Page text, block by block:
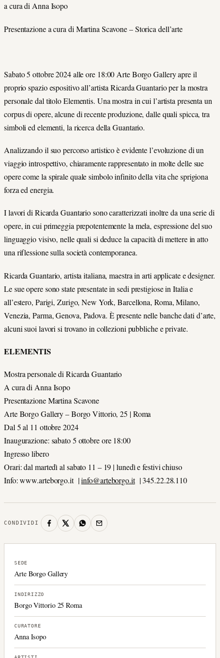
a cura di Anna Isopo
Presentazione a cura di Martina Scavone – Storica dell’arte
Sabato 5 ottobre 2024 alle ore 18:00 Arte Borgo Gallery apre il
proprio spazio espositivo all’artista Ricarda Guantario per la mostra
personale dal titolo Elementis. Una mostra in cui l’artista presenta un
corpus di opere, alcune di recente produzione, dalle quali spicca, tra
simboli ed elementi, la ricerca della Guantario.
Analizzando il suo percorso artistico è evidente l’evoluzione di un
viaggio introspettivo, chiaramente rappresentato in molte delle sue
opere come la spirale quale simbolo infinito della vita che sprigiona
forza ed energia.
I lavori di Ricarda Guantario sono caratterizzati inoltre da una serie di
opere, in cui primeggia prepotentemente la mela, espressione del suo
linguaggio visivo, nelle quali si deduce la capacità di mettere in atto
una riflessione sulla società contemporanea.
Ricarda Guantario, artista italiana, maestra in arti applicate e designer.
Le sue opere sono state presentate in sedi prestigiose in Italia e
all’estero, Parigi, Zurigo, New York, Barcellona, Roma, Milano,
Venezia, Parma, Genova, Padova. È presente nelle banche dati d’arte,
alcuni suoi lavori si trovano in collezioni pubbliche e private.
ELEMENTIS
Mostra personale di Ricarda Guantario
A cura di Anna Isopo
Presentazione Martina Scavone
Arte Borgo Gallery – Borgo Vittorio, 25 | Roma
Dal 5 al 11 ottobre 2024
Inaugurazione: sabato 5 ottobre ore 18:00
Ingresso libero
Orari: dal martedì al sabato 11 – 19 | lunedì e festivi chiuso
Info:www.arteborgo.it|info@arteborgo.it| 345.22.28.110
CONDIVIDI
SEDE
Arte Borgo Gallery
INDIRIZZO
Borgo Vittorio 25 Roma
CURATORE
Anna Isopo